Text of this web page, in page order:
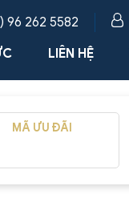
96 262 5582
LIÊN HỆ
MÃ ƯU ĐÃI